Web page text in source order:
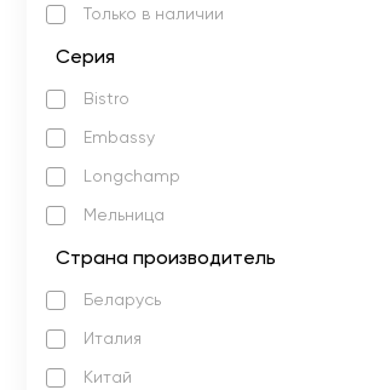
Только в наличии
Серия
Bistro
Embassy
Longchamp
Мельница
Страна производитель
Беларусь
Италия
Китай